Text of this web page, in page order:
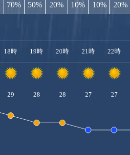
70% 50% 20% 10% 10% 20%
18時 19時 20時 21時 22時
29 28 28 27 27